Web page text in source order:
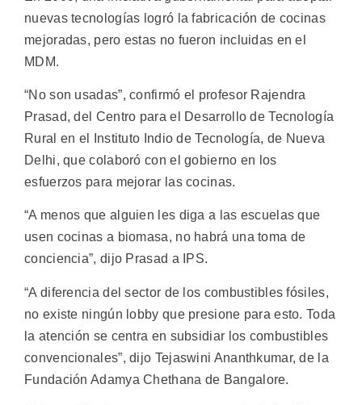
nuevas tecnologías logró la fabricación de cocinas
mejoradas, pero estas no fueron incluidas en el
MDM.
“No son usadas”, confirmó el profesor Rajendra
Prasad, del Centro para el Desarrollo de Tecnología
Rural en el Instituto Indio de Tecnología, de Nueva
Delhi, que colaboró con el gobierno en los
esfuerzos para mejorar las cocinas.
“A menos que alguien les diga a las escuelas que
usen cocinas a biomasa, no habrá una toma de
conciencia”, dijo Prasad a IPS.
“A diferencia del sector de los combustibles fósiles,
no existe ningún lobby que presione para esto. Toda
la atención se centra en subsidiar los combustibles
convencionales”, dijo Tejaswini Ananthkumar, de la
Fundación Adamya Chethana de Bangalore.